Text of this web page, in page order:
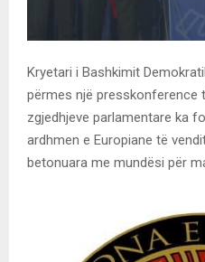
Kryetari i Bashkimit
përmes një presskonference
zgjedhjeve parlamentare ka
ardhmen e Europiane të
betonuara me mundësi për